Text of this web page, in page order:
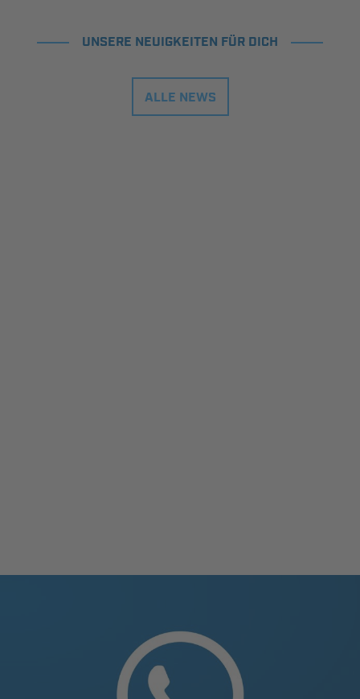
UNSERE NEUIGKEITEN FÜR DICH
ALLE NEWS